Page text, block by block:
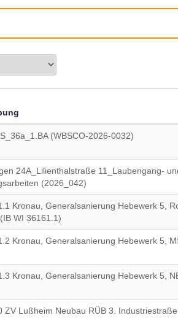
(WBSCO-2026-0032)
24A_Lilienthalstraße 11_Laubengang-
(2026_042)
Kronau, Generalsanierung Hebewerk 5,
WI 36161.1)
Kronau, Generalsanierung Hebewerk 5,
Kronau, Generalsanierung Hebewerk 5,
ZV Lußheim Neubau RÜB 3.